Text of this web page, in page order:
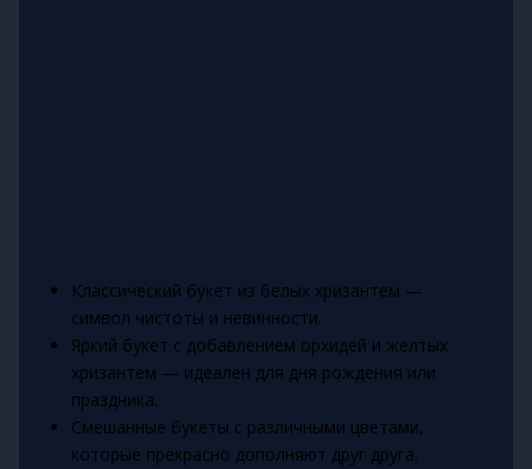
Классический букет из белых хризантем —
символ чистоты и невинности.
Яркий букет с добавлением орхидей и желтых
хризантем — идеален для дня рождения или
праздника.
Смешанные букеты с различными цветами,
которые прекрасно дополняют друг друга.